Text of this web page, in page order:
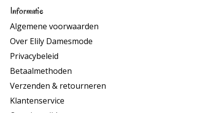
Informatie
Algemene voorwaarden
Over Elily Damesmode
Privacybeleid
Betaalmethoden
Verzenden & retourneren
Klantenservice